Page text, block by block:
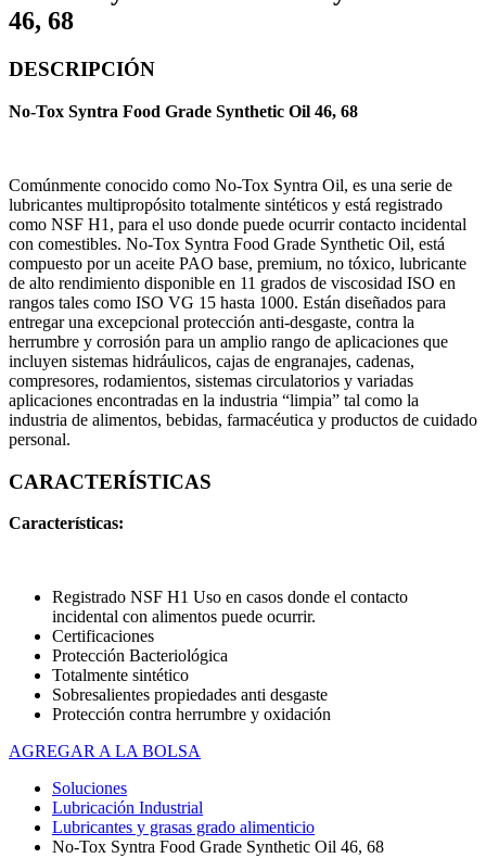
46, 68
DESCRIPCIÓN
No-Tox Syntra Food Grade Synthetic Oil 46, 68
Comúnmente conocido como No-Tox Syntra Oil, es una serie de
lubricantes multipropósito totalmente sintéticos y está registrado
como NSF H1, para el uso donde puede ocurrir contacto incidental
con comestibles. No-Tox Syntra Food Grade Synthetic Oil, está
compuesto por un aceite PAO base, premium, no tóxico, lubricante
de alto rendimiento disponible en 11 grados de viscosidad ISO en
rangos tales como ISO VG 15 hasta 1000. Están diseñados para
entregar una excepcional protección anti-desgaste, contra la
herrumbre y corrosión para un amplio rango de aplicaciones que
incluyen sistemas hidráulicos, cajas de engranajes, cadenas,
compresores, rodamientos, sistemas circulatorios y variadas
aplicaciones encontradas en la industria “limpia” tal como la
industria de alimentos, bebidas, farmacéutica y productos de cuidado
personal.
CARACTERÍSTICAS
Características:
Registrado NSF H1 Uso en casos donde el contacto
incidental con alimentos puede ocurrir.
Certificaciones
Protección Bacteriológica
Totalmente sintético
Sobresalientes propiedades anti desgaste
Protección contra herrumbre y oxidación
AGREGAR A LA BOLSA
Soluciones
Lubricación Industrial
Lubricantes y grasas grado alimenticio
No-Tox Syntra Food Grade Synthetic Oil 46, 68